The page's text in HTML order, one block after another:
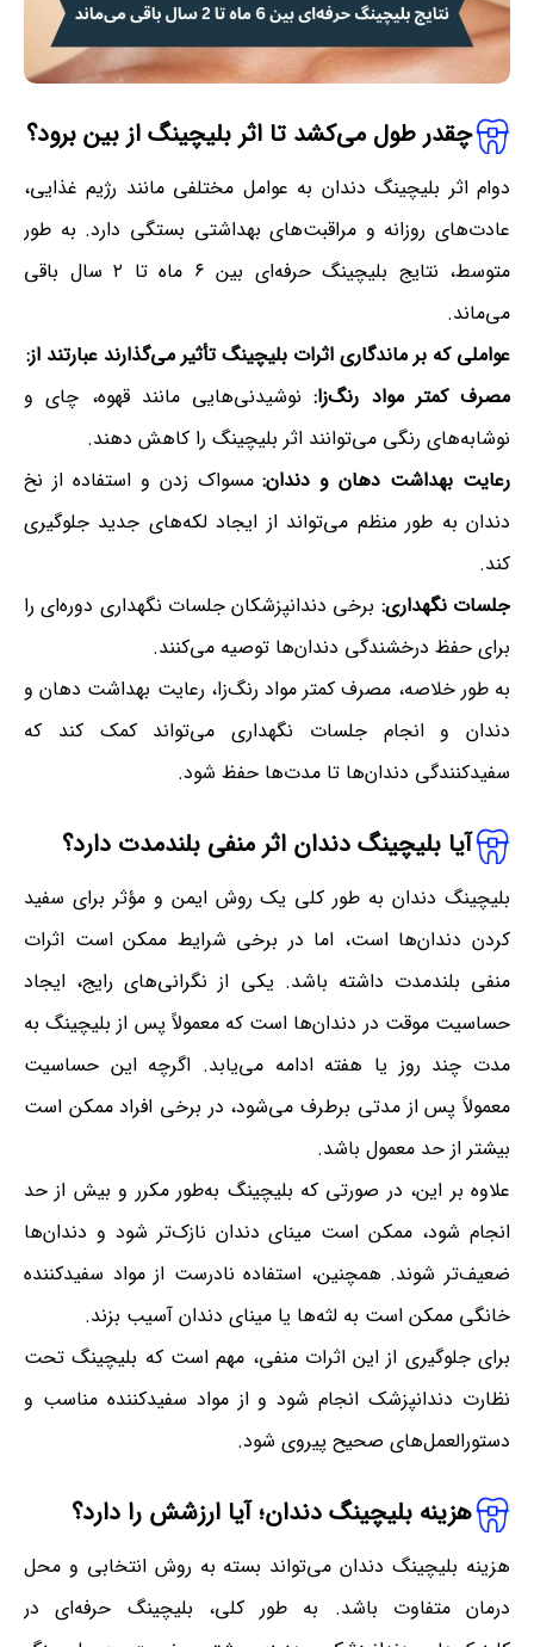
چقدر طول می‌کشد تا اثر بلیچینگ از بین برود؟
دوام اثر بلیچینگ دندان به عوامل مختلفی مانند رژیم غذایی،
عادت‌های روزانه و مراقبت‌های بهداشتی بستگی دارد. به طور
متوسط، نتایج بلیچینگ حرفه‌ای بین ۶ ماه تا ۲ سال باقی
می‌ماند.
عواملی که بر ماندگاری اثرات بلیچینگ تأثیر می‌گذارند عبارتند از:
مصرف کمتر مواد رنگ‌زا:نوشیدنی‌هایی مانند قهوه، چای و
نوشابه‌های رنگی می‌توانند اثر بلیچینگ را کاهش دهند.
رعایت بهداشت دهان و دندان:مسواک زدن و استفاده از نخ
دندان به طور منظم می‌تواند از ایجاد لکه‌های جدید جلوگیری
کند.
جلسات نگهداری: برخی دندانپزشکان جلسات نگهداری دوره‌ای را
برای حفظ درخشندگی دندان‌ها توصیه می‌کنند.
به طور خلاصه، مصرف کمتر مواد رنگ‌زا، رعایت بهداشت دهان و
دندان و انجام جلسات نگهداری می‌تواند کمک کند که
سفیدکنندگی دندان‌ها تا مدت‌ها حفظ شود.
آیا بلیچینگ دندان اثر منفی بلندمدت دارد؟
بلیچینگ دندان به طور کلی یک روش ایمن و مؤثر برای سفید
کردن دندان‌ها است، اما در برخی شرایط ممکن است اثرات
منفی بلندمدت داشته باشد. یکی از نگرانی‌های رایج، ایجاد
حساسیت موقت در دندان‌ها است که معمولاً پس از بلیچینگ به
مدت چند روز یا هفته ادامه می‌یابد. اگرچه این حساسیت
معمولاً پس از مدتی برطرف می‌شود، در برخی افراد ممکن است
بیشتر از حد معمول باشد.
علاوه بر این، در صورتی که بلیچینگ به‌طور مکرر و بیش از حد
انجام شود، ممکن است مینای دندان نازک‌تر شود و دندان‌ها
ضعیف‌تر شوند. همچنین، استفاده نادرست از مواد سفیدکننده
خانگی ممکن است به لثه‌ها یا مینای دندان آسیب بزند.
برای جلوگیری از این اثرات منفی، مهم است که بلیچینگ تحت
نظارت دندانپزشک انجام شود و از مواد سفیدکننده مناسب و
دستورالعمل‌های صحیح پیروی شود.
هزینه بلیچینگ دندان؛ آیا ارزشش را دارد؟
هزینه بلیچینگ دندان می‌تواند بسته به روش انتخابی و محل
درمان متفاوت باشد. به طور کلی، بلیچینگ حرفه‌ای در